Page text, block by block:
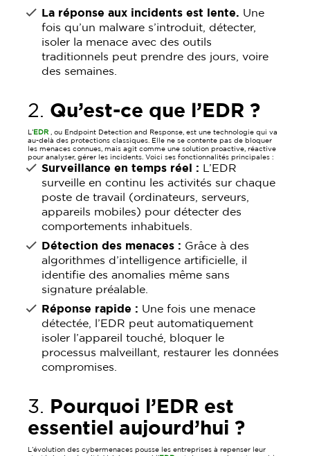
La réponse aux incidents est lente. Une
fois qu’un malware s’introduit, détecter,
isoler la menace avec des outils
traditionnels peut prendre des jours, voire
des semaines.
2. Qu’est-ce que l’EDR ?
L’ EDR , ou Endpoint Detection and Response, est une technologie qui va
au-delà des protections classiques. Elle ne se contente pas de bloquer
les menaces connues, mais agit comme une solution proactive, réactive
pour analyser, gérer les incidents. Voici ses fonctionnalités principales :
Surveillance en temps réel : L’EDR
surveille en continu les activités sur chaque
poste de travail (ordinateurs, serveurs,
appareils mobiles) pour détecter des
comportements inhabituels.
Détection des menaces : Grâce à des
algorithmes d’intelligence artificielle, il
identifie des anomalies même sans
signature préalable.
Réponse rapide : Une fois une menace
détectée, l’EDR peut automatiquement
isoler l’appareil touché, bloquer le
processus malveillant, restaurer les données
compromises.
3. Pourquoi l’EDR est
essentiel aujourd’hui ?
L’évolution des cybermenaces pousse les entreprises à repenser leur